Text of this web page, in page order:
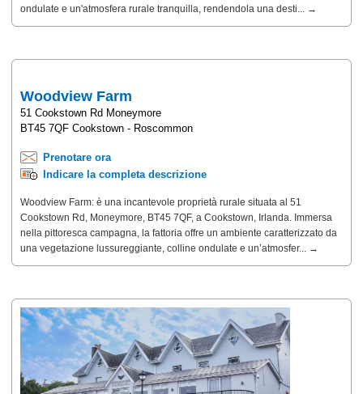
ondulate e un'atmosfera rurale tranquilla, rendendola una desti... →
Woodview Farm
51 Cookstown Rd Moneymore
BT45 7QF Cookstown - Roscommon
Prenotare ora
Indicare la completa descrizione
Woodview Farm: è una incantevole proprietà rurale situata al 51
Cookstown Rd, Moneymore, BT45 7QF, a Cookstown, Irlanda. Immersa
nella pittoresca campagna, la fattoria offre un ambiente caratterizzato da
una vegetazione lussureggiante, colline ondulate e un’atmosfer... →